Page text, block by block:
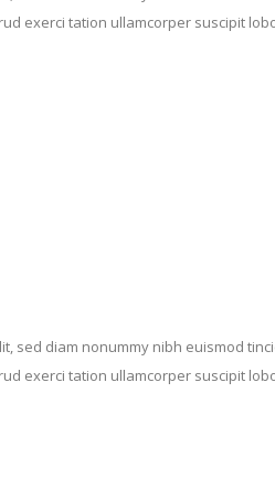
exerci tation ullamcorper suscipit
sed diam nonummy nibh euismod
exerci tation ullamcorper suscipit